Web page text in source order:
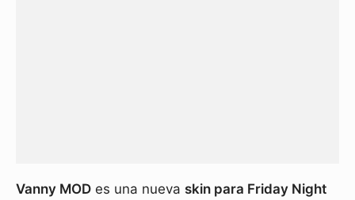
Vanny MOD es una nueva skin para Friday Night